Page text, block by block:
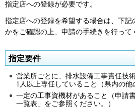
指定店への登録が必要です。
指定店への登録を希望する場合は、下記
かをご確認の上、申請の手続きを行って
指定要件
営業所ごとに、排水設備工事責任技
1人以上専任していること（県内の他
一定の工事資機材があること（申請
一覧表」をご参照ください。）